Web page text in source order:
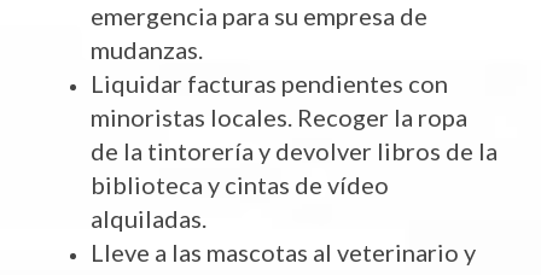
emergencia para su empresa de
mudanzas.
Liquidar facturas pendientes con
minoristas locales. Recoger la ropa
de la tintorería y devolver libros de la
biblioteca y cintas de vídeo
alquiladas.
Lleve a las mascotas al veterinario y